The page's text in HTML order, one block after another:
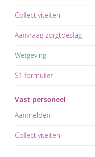
Collectiviteiten
Aanvraag zorgtoeslag
Wetgeving
S1 formulier
Vast personeel
Aanmelden
Collectiviteiten